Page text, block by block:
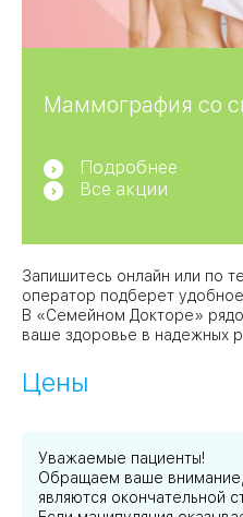
Маммография со
Подробнее
Все акции
Запишитесь онлайн или по
оператор подберет
В «Семейном Докторе»
ваше здоровье в надежных
Цены
Уважаемые пациенты!
Обращаем ваше
являются окончательной